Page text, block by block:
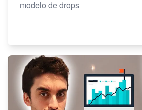
modelo de drops